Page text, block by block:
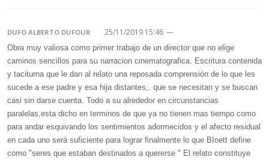
DUFO ALBERTO DUFOUR 25/11/2019 15:46 —
Obra muy valiosa como primer trabajo de un director que no elige
caminos sencillos para su narracion cinematografica. Escritura contenida
y taciturna que le dan al relato una reposada comprensión de lo que les
sucede a ese padre y esa hija distantes,. que se necesitan y se buscan
casi sin darse cuenta. Todo a su alrededor en circunstancias
paralelas,esta dicho en terminos de que ya no tienen mas tiempo como
para andar esquivando los sentimientos adormecidos y el afecto residual
en cada uno será suficiente para lograr finalmente lo que BIoett define
como "seres que estaban destinados a quererse " El relato constituye